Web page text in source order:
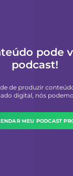
pode
podcast!
de produzir
digital, nós
MEU PODCAST